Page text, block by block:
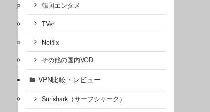
韓国エンタメ
TVer
Netflix
その他の国内VOD
VPN比較・レビュー
Surfshark（サーフシャーク）